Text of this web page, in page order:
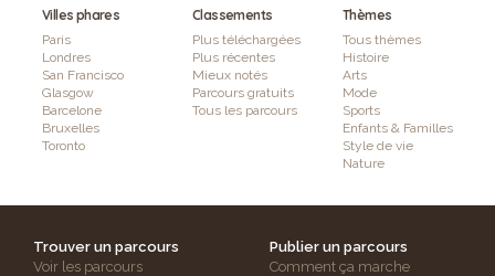
Villes phares
Paris
Londres
San Francisco
Glasgow
Barcelone
Bruxelles
Toronto
Classements
Plus téléchargées
Plus récentes
Mieux notés
Parcours gratuits
Tous les parcours
Thèmes
Tous thèmes
Histoire
Arts
Mode
Sports
Enfants & Familles
Style de vie
Nature
Trouver un parcours
Voir les parcours
Publier un parcours
Comment ça marche